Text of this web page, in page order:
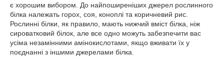
є хорошим вибором. До найпоширеніших джерел рослинного
білка належать горох, соя, коноплі та коричневий рис.
Рослинні білки, як правило, мають нижчий вміст білка, ніж
сироватковий білок, але все одно можуть забезпечити вас
усіма незамінними амінокислотами, якщо вживати їх у
поєднанні з іншими джерелами білка.